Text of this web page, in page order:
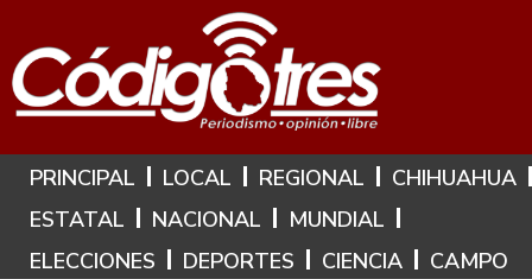
Hoy es: 10 de Agosto de 2026
PRINCIPAL LOCAL REGIONAL
CHIHUAHUA
ESTATAL
NACIONAL
MUNDIAL
ELECCIONES
DEPORTES CIENCIA CAMPO